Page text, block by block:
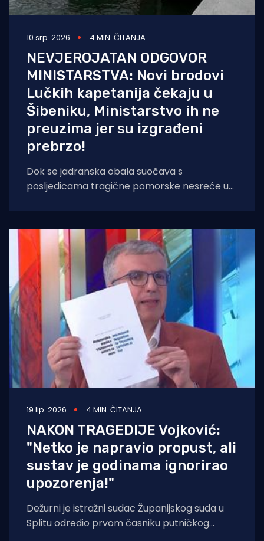
10 srp. 2026 4 MIN. ČITANJA
NEVJEROJATAN ODGOVOR
MINISTARSTVA: Novi brodovi
Lučkih kapetanija čekaju u
Šibeniku, Ministarstvo ih ne
preuzima jer su izgrađeni
prebrzo!
Dok se jadranska obala suočava s
posljedicama tragične pomorske nesreće u
19 lip. 2026 4 MIN. ČITANJA
NAKON TRAGEDIJE Vojković:
"Netko je napravio propust, ali
sustav je godinama ignorirao
upozorenja!"
Dežurni je istražni sudac Županijskog suda u
Splitu odredio prvom časniku putničkog